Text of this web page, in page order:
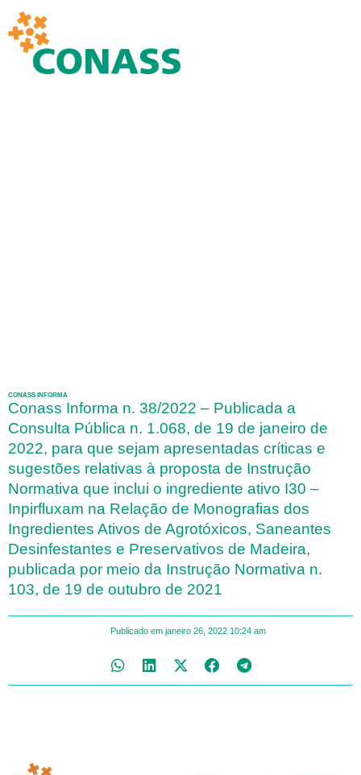
CONASS INFORMA
Conass Informa n. 38/2022 – Publicada a
Consulta Pública n. 1.068, de 19 de janeiro de
2022, para que sejam apresentadas críticas e
sugestões relativas à proposta de Instrução
Normativa que inclui o ingrediente ativo I30 –
Inpirfluxam na Relação de Monografias dos
Ingredientes Ativos de Agrotóxicos, Saneantes
Desinfestantes e Preservativos de Madeira,
publicada por meio da Instrução Normativa n.
103, de 19 de outubro de 2021
Publicado em janeiro 26, 2022 10:24 am